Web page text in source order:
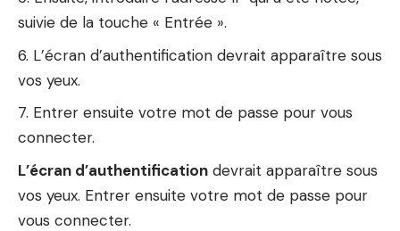
suivie de la touche « Entrée ».
L’écran d’authentification devrait apparaître sous
vos yeux.
Entrer ensuite votre mot de passe pour vous
connecter.
L’écran d’authentification devrait apparaître sous
vos yeux. Entrer ensuite votre mot de passe pour
vous connecter.